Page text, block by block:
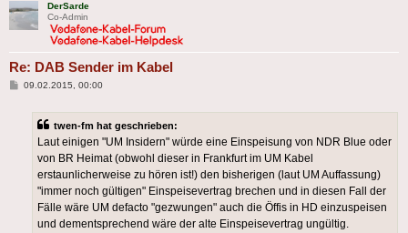
DerSarde
Co-Admin
Re: DAB Sender im Kabel
Beitrag
09.02.2015, 00:00
twen-fm hat geschrieben:
Laut einigen "UM Insidern" würde eine Einspeisung von NDR Blue oder
von BR Heimat (obwohl dieser in Frankfurt im UM Kabel
erstaunlicherweise zu hören ist!) den bisherigen (laut UM Auffassung)
"immer noch gültigen" Einspeisevertrag brechen und in diesen Fall der
Fälle wäre UM defacto "gezwungen" auch die Öffis in HD einzuspeisen
und dementsprechend wäre der alte Einspeisevertrag ungültig.